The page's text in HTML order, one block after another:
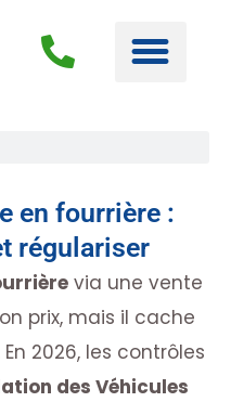
en fourrière :
régulariser
via une vente
prix, mais il cache
2026, les contrôles
des Véhicules